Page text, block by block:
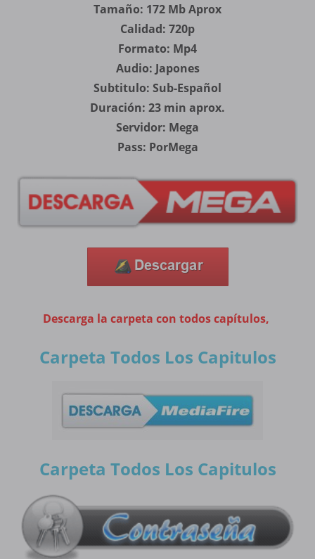
Tamaño: 172 Mb Aprox
Calidad: 720p
Formato: Mp4
Audio: Japones
Subtitulo: Sub-Español
Duración: 23 min aprox.
Servidor: Mega
Pass: PorMega
Descarga la carpeta con todos capítulos,
Carpeta Todos Los Capitulos
Carpeta Todos Los Capitulos